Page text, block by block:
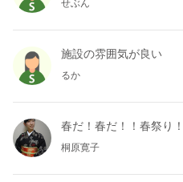
せぶん
施設の雰囲気が良い
るか
春だ！春だ！！春祭り！
桐原寛子